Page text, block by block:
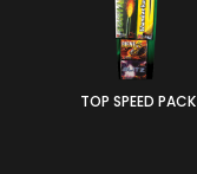
TOP SPEED PACK